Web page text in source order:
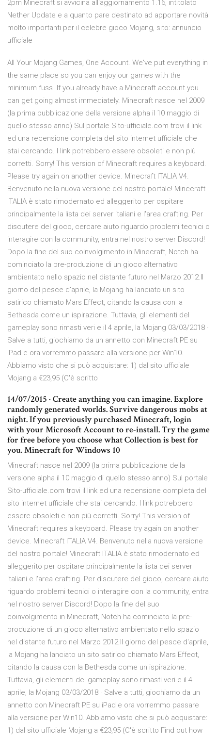
2pm Minecraft si avvicina all'aggiornamento 1.16, intitolato
Nether Update e a quanto pare destinato ad apportare novità
molto importanti per il celebre gioco Mojang, sito: annuncio
ufficiale
All Your Mojang Games, One Account. We've put everything in
the same place so you can enjoy our games with the
minimum fuss. If you already have a Minecraft account you
can get going almost immediately. Minecraft nasce nel 2009
(la prima pubblicazione della versione alpha il 10 maggio di
quello stesso anno) Sul portale Sito-ufficiale.com trovi il link
ed una recensione completa del sito internet ufficiale che
stai cercando. I link potrebbero essere obsoleti e non più
corretti. Sorry! This version of Minecraft requires a keyboard.
Please try again on another device. Minecraft ITALIA V4.
Benvenuto nella nuova versione del nostro portale! Minecraft
ITALIA è stato rimodernato ed alleggerito per ospitare
principalmente la lista dei server italiani e l'area crafting. Per
discutere del gioco, cercare aiuto riguardo problemi tecnici o
interagire con la community, entra nel nostro server Discord!
Dopo la fine del suo coinvolgimento in Minecraft, Notch ha
cominciato la pre-produzione di un gioco alternativo
ambientato nello spazio nel distante futuro nel Marzo 2012.Il
giorno del pesce d'aprile, la Mojang ha lanciato un sito
satirico chiamato Mars Effect, citando la causa con la
Bethesda come un ispirazione. Tuttavia, gli elementi del
gameplay sono rimasti veri e il 4 aprile, la Mojang 03/03/2018 ·
Salve a tutti, giochiamo da un annetto con Minecraft PE su
iPad e ora vorremmo passare alla versione per Win10.
Abbiamo visto che si può acquistare: 1) dal sito ufficiale
Mojang a €23,95 (C'è scritto
14/07/2015 · Create anything you can imagine. Explore
randomly generated worlds. Survive dangerous mobs at
night. If you previously purchased Minecraft, login
with your Microsoft Account to re-install. Try the game
for free before you choose what Collection is best for
you. Minecraft for Windows 10
Minecraft nasce nel 2009 (la prima pubblicazione della
versione alpha il 10 maggio di quello stesso anno) Sul portale
Sito-ufficiale.com trovi il link ed una recensione completa del
sito internet ufficiale che stai cercando. I link potrebbero
essere obsoleti e non più corretti. Sorry! This version of
Minecraft requires a keyboard. Please try again on another
device. Minecraft ITALIA V4. Benvenuto nella nuova versione
del nostro portale! Minecraft ITALIA è stato rimodernato ed
alleggerito per ospitare principalmente la lista dei server
italiani e l'area crafting. Per discutere del gioco, cercare aiuto
riguardo problemi tecnici o interagire con la community, entra
nel nostro server Discord! Dopo la fine del suo
coinvolgimento in Minecraft, Notch ha cominciato la pre-
produzione di un gioco alternativo ambientato nello spazio
nel distante futuro nel Marzo 2012.Il giorno del pesce d'aprile,
la Mojang ha lanciato un sito satirico chiamato Mars Effect,
citando la causa con la Bethesda come un ispirazione.
Tuttavia, gli elementi del gameplay sono rimasti veri e il 4
aprile, la Mojang 03/03/2018 · Salve a tutti, giochiamo da un
annetto con Minecraft PE su iPad e ora vorremmo passare
alla versione per Win10. Abbiamo visto che si può acquistare:
1) dal sito ufficiale Mojang a €23,95 (C'è scritto Find out how